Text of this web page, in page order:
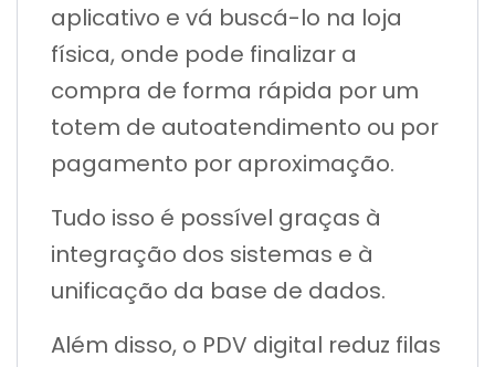
aplicativo e vá buscá-lo na loja
física, onde pode finalizar a
compra de forma rápida por um
totem de autoatendimento ou por
pagamento por aproximação.
Tudo isso é possível graças à
integração dos sistemas e à
unificação da base de dados.
Além disso, o PDV digital reduz filas